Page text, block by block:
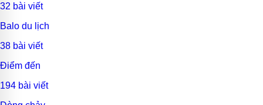
32 bài viết
Balo du lịch
38 bài viết
Điểm đến
194 bài viết